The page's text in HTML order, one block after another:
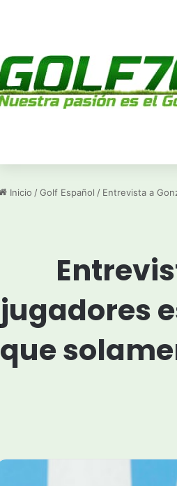
Inicio /Golf Español / Entrevista a
jugadores
que